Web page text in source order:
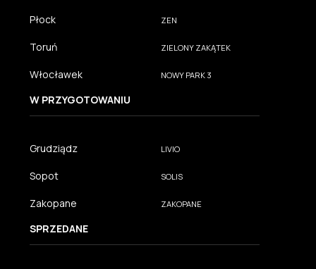
Płock ZEN
Toruń ZIELONY ZAKĄTEK
Włocławek NOWY PARK 3
W PRZYGOTOWANIU
Grudziądz LIVIO
Sopot SOLIS
Zakopane ZAKOPANE
SPRZEDANE